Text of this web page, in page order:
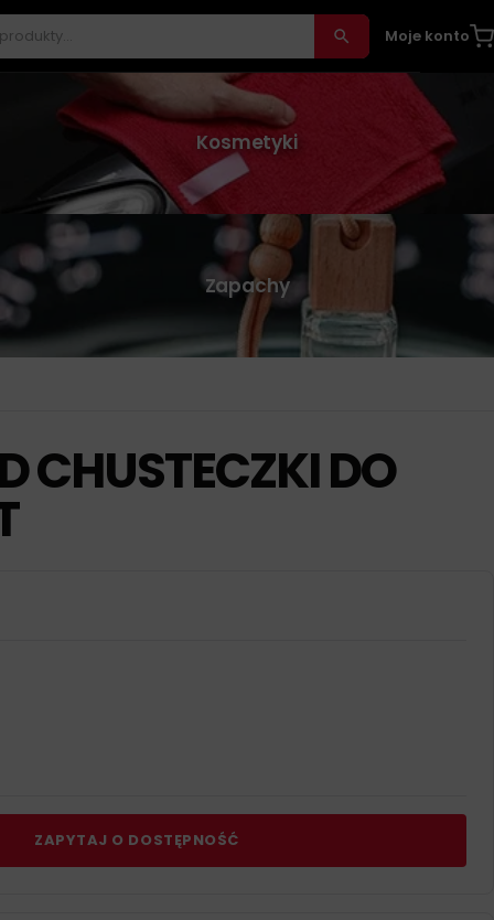
Moje konto
Kosmetyki
Zapachy
CHUSTECZKI DO
ZAPYTAJ O DOSTĘPNOŚĆ